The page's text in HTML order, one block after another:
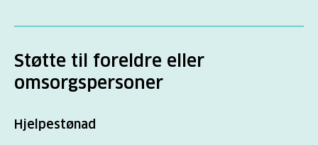
Støtte til foreldre eller
omsorgspersoner
Hjelpestønad